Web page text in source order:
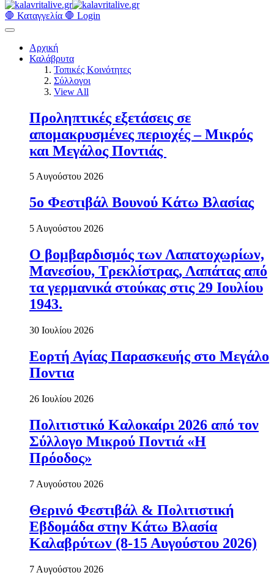
🛑 Καταγγελία 🛑 Login
Αρχική
Καλάβρυτα
Τοπικές Κοινότητες
Σύλλογοι
View All
Προληπτικές εξετάσεις σε
απομακρυσμένες περιοχές – Μικρός
και Μεγάλος Ποντιάς
5 Αυγούστου 2026
5ο Φεστιβάλ Βουνού Κάτω Βλασίας
5 Αυγούστου 2026
Ο βομβαρδισμός των Λαπατοχωρίων,
Μανεσίου, Τρεκλίστρας, Λαπάτας από
τα γερμανικά στούκας στις 29 Ιουλίου
1943.
30 Ιουλίου 2026
Εορτή Αγίας Παρασκευής στο Μεγάλο
Ποντια
26 Ιουλίου 2026
Πολιτιστικό Καλοκαίρι 2026 από τον
Σύλλογο Μικρού Ποντιά «Η
Πρόοδος»
7 Αυγούστου 2026
Θερινό Φεστιβάλ & Πολιτιστική
Εβδομάδα στην Κάτω Βλασία
Καλαβρύτων (8-15 Αυγούστου 2026)
7 Αυγούστου 2026